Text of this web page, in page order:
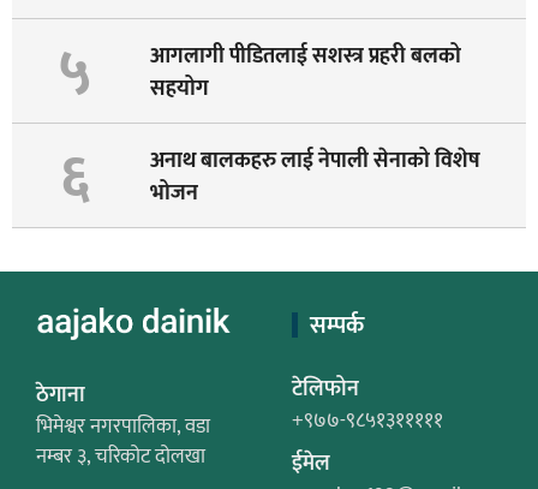
५
आगलागी पीडितलाई सशस्त्र प्रहरी बलको
सहयोग
६
अनाथ बालकहरु लाई नेपाली सेनाको विशेष
भोजन
ठेगाना
भिमेश्वर नगरपालिका, वडा
नम्बर ३, चरिकोट दोलखा
सम्पर्क
टेलिफोन
+९७७-९८५१३१११११
ईमेल